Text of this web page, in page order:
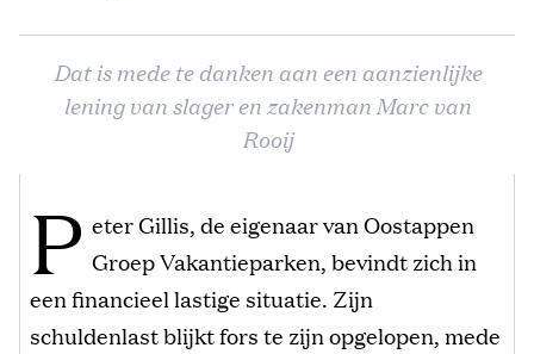
Dat is mede te danken aan een aanzienlijke
lening van slager en zakenman Marc van
Rooij
P eter Gillis, de eigenaar van Oostappen
Groep Vakantieparken, bevindt zich in
een financieel lastige situatie. Zijn
schuldenlast blijkt fors te zijn opgelopen, mede